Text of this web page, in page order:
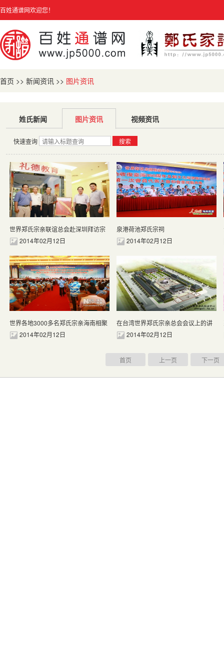
百姓通谱网欢迎您！
首页 >> 新闻资讯 >> 图片资讯
姓氏新闻 图片资讯 视频资讯
快速查询 搜索
世界郑氏宗亲联谊总会赴深圳拜访宗
亲 2014年02月12日
泉港荷池郑氏宗祠
2014年02月12日
世界各地3000多名郑氏宗亲海南相聚
2014年02月12日
在台湾世界郑氏宗亲总会会议上的讲
话 2014年02月12日